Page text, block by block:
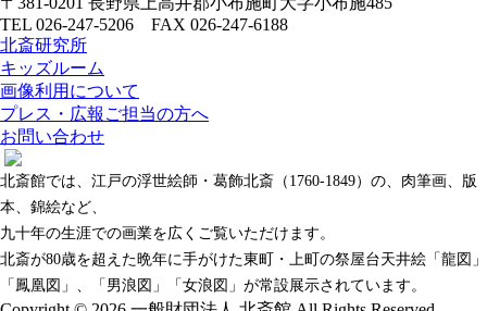
TEL 026-247-5206 FAX 026-247-6188
北斎研究所
キッズルーム
画像利用について
プレス・広報ご担当の方へ
お問い合わせ
北斎館では、江戸の浮世絵師・葛飾北斎（1760-1849）の、肉筆画、版
本、錦絵など、
九十年の生涯での画業を広くご覧いただけます。
北斎が80歳を超えた晩年に手がけた東町・上町の祭屋台天井絵「龍図」
「鳳凰図」、「男浪図」「女浪図」が常設展示されています。